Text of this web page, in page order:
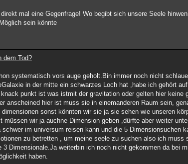
mal eine Gegenfrage! Wo begibt sich unsere Seele
sein könnte
dem Tod?
systematisch vors auge geholt.Bin immer noch nicht
in der mitte ein schwarzes Loch hat ,habe ich gehört
punkt ist was istmit der gravitation oder gelten hier
anscheined hier ist muss sie in einemanderen Raum sein,
sonst könnten wir sie ja sie sehen wie unseren
müssen wir ja auchne Dimension geben ,dürfte aber weiter
schwer im universum reisen kann und die 5 Dimensionsuchen
zu betretten , um meine seele zu suchen also ich
3 Dimensionale.Ja weiterbin ich noch nicht gekommen da bei
haben.